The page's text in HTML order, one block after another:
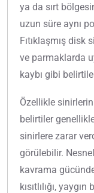
ya da sırt
uzun süre aynı
Fıtıklaşmış disk
ve parmaklarda
kaybı gibi
Özellikle
belirtiler
sinirlere zarar
görülebilir.
kavrama
kısıtlılığı,